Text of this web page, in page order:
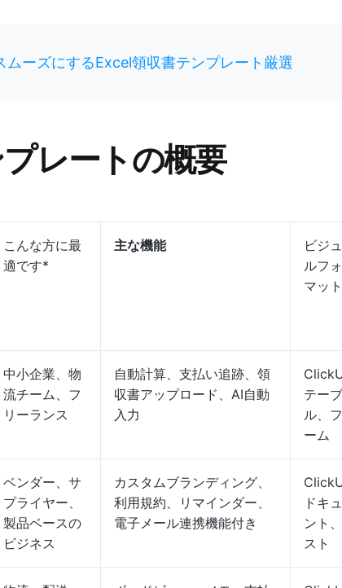
ムーズにするExcel領収書テンプレート厳選
レートの概要
こんな方に最
適です*
主な機能
ビジ
ルフ
マッ
中小企業、物
流チーム、フ
リーランス
自動計算、支払い追跡、領
収書アップロード、AI自動
入力
テーブ
ル、
ーム
ベンダー、サ
プライヤー、
製品ベースの
ビジネス
カスタムブランディング、
利用規約、リマインダー、
電子メール連携機能付き
ドキ
ント
スト